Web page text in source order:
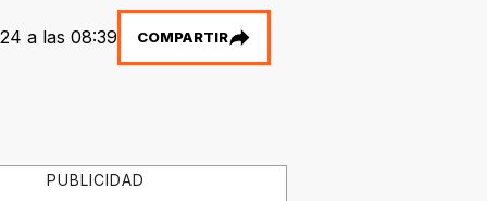
a las 08:39 COMPARTIR
PUBLICIDAD